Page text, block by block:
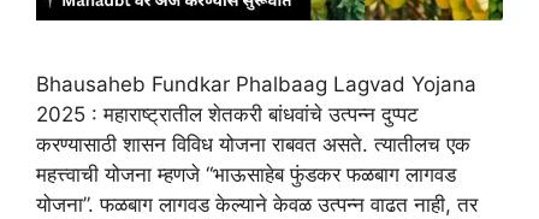
Bhausaheb Fundkar Phalbaag Lagvad Yojana
2025 : महाराष्ट्रातील शेतकरी बांधवांचे उत्पन्न दुप्पट
करण्यासाठी शासन विविध योजना राबवत असते. त्यातीलच एक
महत्त्वाची योजना म्हणजे “भाऊसाहेब फुंडकर फळबाग लागवड
योजना”. फळबाग लागवड केल्याने केवळ उत्पन्न वाढत नाही, तर